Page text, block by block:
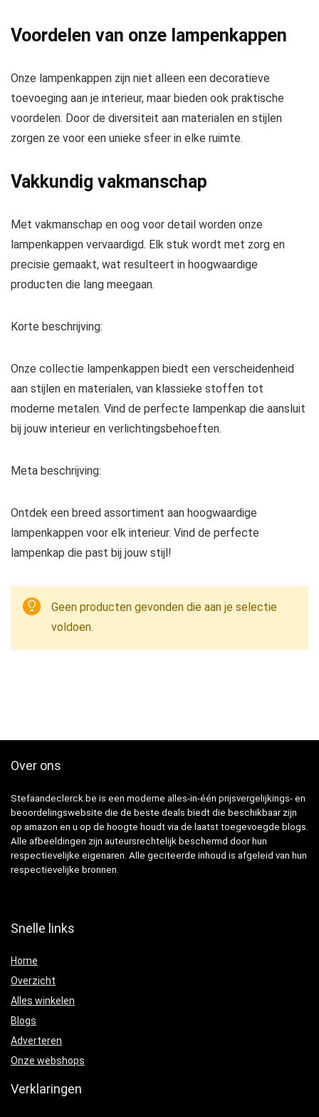
Voordelen van onze lampenkappen
Onze lampenkappen zijn niet alleen een decoratieve
toevoeging aan je interieur, maar bieden ook praktische
voordelen. Door de diversiteit aan materialen en stijlen
zorgen ze voor een unieke sfeer in elke ruimte.
Vakkundig vakmanschap
Met vakmanschap en oog voor detail worden onze
lampenkappen vervaardigd. Elk stuk wordt met zorg en
precisie gemaakt, wat resulteert in hoogwaardige
producten die lang meegaan.
Korte beschrijving:
Onze collectie lampenkappen biedt een verscheidenheid
aan stijlen en materialen, van klassieke stoffen tot
moderne metalen. Vind de perfecte lampenkap die aansluit
bij jouw interieur en verlichtingsbehoeften.
Meta beschrijving:
Ontdek een breed assortiment aan hoogwaardige
lampenkappen voor elk interieur. Vind de perfecte
lampenkap die past bij jouw stijl!
Geen producten gevonden die aan je selectie
voldoen.
Over ons
Stefaandeclerck.be is een moderne alles-in-één prijsvergelijkings- en
beoordelingswebsite die de beste deals biedt die beschikbaar zijn
op amazon en u op de hoogte houdt via de laatst toegevoegde blogs.
Alle afbeeldingen zijn auteursrechtelijk beschermd door hun
respectievelijke eigenaren. Alle geciteerde inhoud is afgeleid van hun
respectievelijke bronnen.
Snelle links
Home
Overzicht
Alles winkelen
Blogs
Adverteren
Onze webshops
Verklaringen